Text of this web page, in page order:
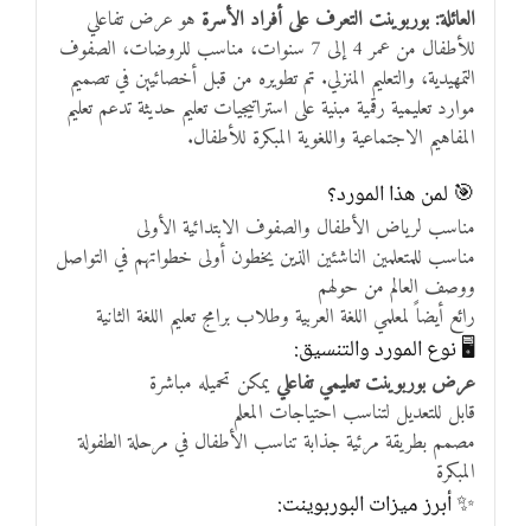
العائلة: بوربوينت التعرف على أفراد الأسرة هو عرض تفاعلي
للأطفال من عمر 4 إلى 7 سنوات، مناسب للروضات، الصفوف
التمهيدية، والتعليم المنزلي. تم تطويره من قبل أخصائيين في تصميم
موارد تعليمية رقمية مبنية على استراتيجيات تعليم حديثة تدعم تعليم
المفاهيم الاجتماعية واللغوية المبكرة للأطفال.
🎯 لمن هذا المورد؟
مناسب لرياض الأطفال والصفوف الابتدائية الأولى
مناسب للمتعلمين الناشئين الذين يخطون أولى خطواتهم في التواصل
ووصف العالم من حولهم
رائع أيضاً لمعلمي اللغة العربية وطلاب برامج تعليم اللغة الثانية
🖥️ نوع المورد والتنسيق:
عرض بوربوينت تعليمي تفاعلي يمكن تحميله مباشرة
قابل للتعديل لتناسب احتياجات المعلم
مصمم بطريقة مرئية جذابة تناسب الأطفال في مرحلة الطفولة
المبكرة
✨ أبرز ميزات البوربوينت: